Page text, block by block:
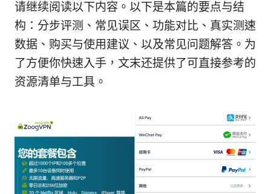
请继续阅读以下内容。以下是本篇的要点与结
构：分步评测、常见误区、功能对比、真实测速
数据、购买与使用建议、以及常见问题解答。为
了方便你快速入手，文末还提供了可直接参考的
资源清单与工具。